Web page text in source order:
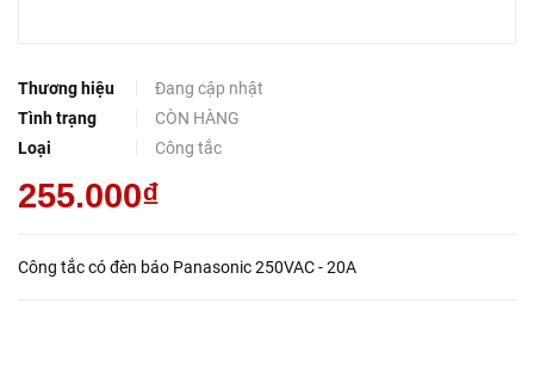
Thương hiệu
Đang cập nhật
Tình trạng
CÒN HÀNG
Loại
Công tắc
255.000₫
Công tắc có đèn báo Panasonic 250VAC - 20A